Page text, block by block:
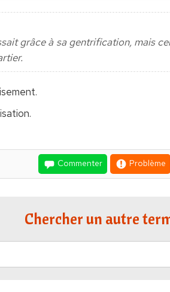
grâce à sa gentrification, mais
Commenter Problème
Chercher un autre